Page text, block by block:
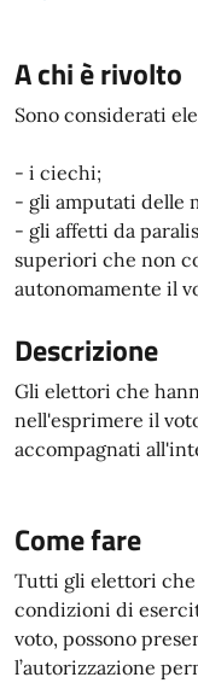
A chi è rivolto
Sono considerati
- i ciechi;
- gli amputati delle
- gli affetti da
superiori che non
autonomamente il
Descrizione
Gli elettori che
nell'esprimere il
accompagnati
Come fare
Tutti gli elettori che
condizioni di
voto, possono
l’autorizzazione